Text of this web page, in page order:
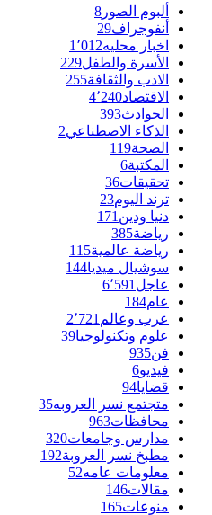
ألبوم الصور 8
أنفوجراف29
اخبار محليه1٬012
الأسرة والطفل229
الادب والثقافة255
الاقتصاد4٬240
الحوادث393
الذكاء الاصطناعي2
الصحة119
المكتبة6
تحقيقات36
ترند اليوم23
دنيا ودين 171
رياضة385
رياضة عالمية115
سوشيال ميديا144
عاجل 6٬591
عام184
عرب وعالم 2٬721
علوم وتكنولوجيا39
فن935
فيديو6
قضايا94
متجتمع نسر العروبه35
محافظات963
مدارس وجامعات320
مطبخ نسر العروبة192
معلومات عامه52
مقالات146
منوعات165